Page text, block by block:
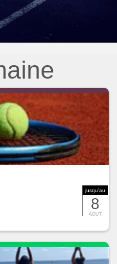
jusqu'au
8
AOUT